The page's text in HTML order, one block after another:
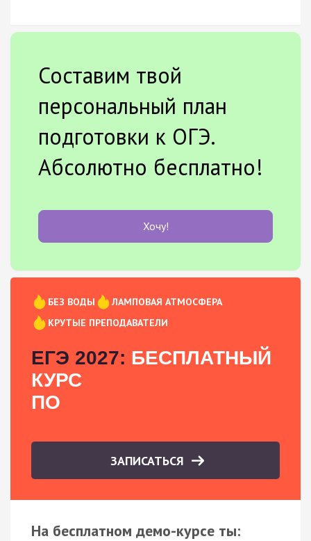
Составим твой
персональный план
подготовки к ОГЭ.
Абсолютно бесплатно!
Хочу!
БЕЗ ВОДЫ
ЛАМПОВАЯ АТМОСФЕРА
КРУТЫЕ ПРЕПОДАВАТЕЛИ
ЕГЭ 2027: БЕСПЛАТНЫЙ
КУРС
ПО
ЗАПИСАТЬСЯ
На бесплатном демо-курсе ты: